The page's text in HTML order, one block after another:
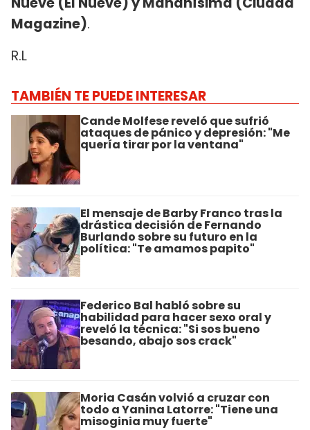
Magazine).
R.L
TAMBIÉN TE PUEDE INTERESAR
Cande Molfese reveló que sufrió
ataques de pánico y depresión: "Me
quería tirar por la ventana"
El mensaje de Barby Franco tras la
drástica decisión de Fernando
Burlando sobre su futuro en la
política: "Te amamos papito"
Federico Bal habló sobre su
habilidad para hacer sexo oral y
reveló la técnica: "Si sos bueno
besando, abajo sos crack"
Moria Casán volvió a cruzar con
todo a Yanina Latorre: "Tiene una
misoginia muy fuerte"